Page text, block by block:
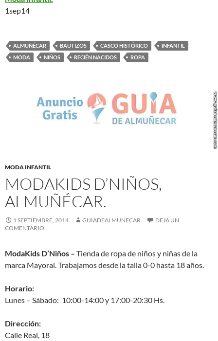
1sep14
ALMUÑÉCAR BAUTIZOS CASCO HISTÓRICO
INFANTIL
MODA
NIÑOS RECIÉN NACIDOS ROPA
MODA INFANTIL
MODAKIDS D’NIÑOS,
ALMUÑÉCAR.
1 SEPTIEMBRE, 2014 GUIADEALMUNECAR
DEJA UN
COMENTARIO
ModaKids D’Niños – Tienda de ropa de niños y niñas de la
marca Mayoral. Trabajamos desde la talla 0-0 hasta 18 años.
Horario:
Lunes – Sábado: 10:00-14:00 y 17:00-20:30 Hs.
Dirección:
Calle Real, 18